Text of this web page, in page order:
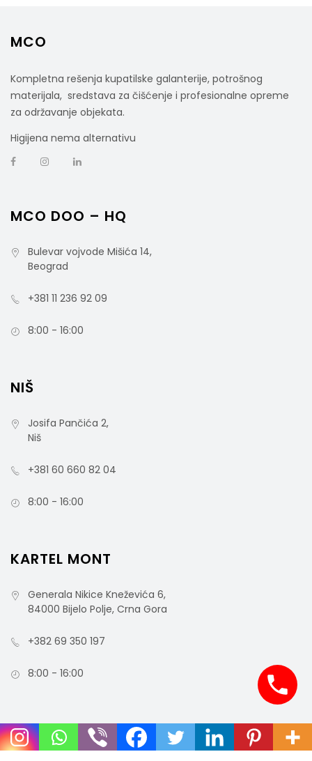
MCO
Kompletna rešenja kupatilske galanterije, potrošnog
materijala, sredstava za čišćenje i profesionalne opreme
za održavanje objekata.
Higijena nema alternativu
MCO DOO – HQ
Bulevar vojvode Mišića 14,
Beograd
+381 11 236 92 09
8:00 - 16:00
NIŠ
Josifa Pančića 2,
Niš
+381 60 660 82 04
8:00 - 16:00
KARTEL MONT
Generala Nikice Kneževića 6,
84000 Bijelo Polje, Crna Gora
+382 69 350 197
8:00 - 16:00